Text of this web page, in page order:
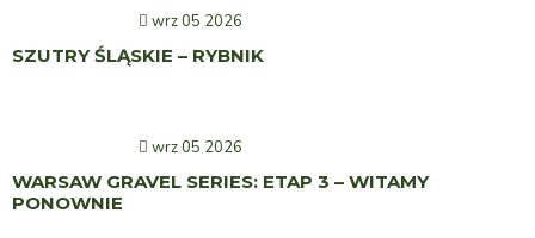
wrz 05 2026
SZUTRY ŚLĄSKIE – RYBNIK
wrz 05 2026
WARSAW GRAVEL SERIES: ETAP 3 – WITAMY
PONOWNIE